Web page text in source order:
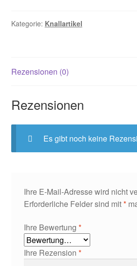
Kategorie: Knallartikel
Rezensionen (0)
Rezensionen
Es gibt noch keine
Ihre E-Mail-Adresse wird nicht
Erforderliche Felder sind mit*
Ihre Bewertung *
Ihre Rezension *